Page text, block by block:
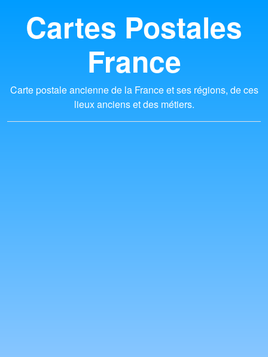
Cartes Postales
France
Carte postale ancienne de la France et ses régions, de ces
lieux anciens et des métiers.